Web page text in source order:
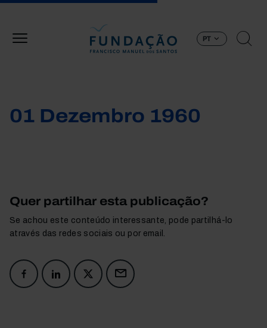
PT
01 Dezembro 1960
Quer partilhar esta publicação?
Se achou este conteúdo interessante, pode partilhá-lo
através das redes sociais ou por email.